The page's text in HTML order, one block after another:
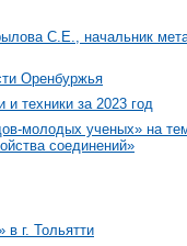
С.Е., начальник
Оренбуржья
и техники за 2023 год
молодых ученых» на
соединений»
г. Тольятти